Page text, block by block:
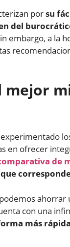
porsu
del
embargo, a la
mejor
en ofrecer
de
ahorrar
con una
más